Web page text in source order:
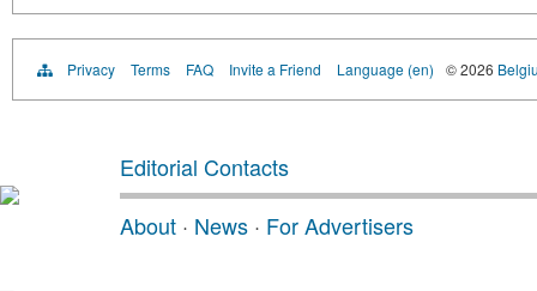
Privacy Terms FAQ Invite a Friend Language (en) © 2026
Editorial Contacts
About · News · For Advertisers